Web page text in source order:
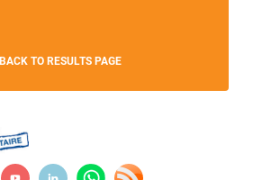
BACK TO RESULTS PAGE